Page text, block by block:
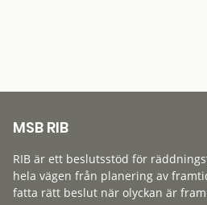
MSB RIB
RIB är ett beslutsstöd för
hela vägen från planering av
fatta rätt beslut när olyckan är